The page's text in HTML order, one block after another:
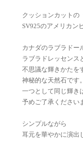
クッションカットの
SV925のアメリカン
カナダのラブラドー
ラブラドレッセンス
不思議な輝きかたを
神秘的な天然石です。
一つとして同じ輝き
予めご了承ください
シンプルながら
耳元を華やかに演出